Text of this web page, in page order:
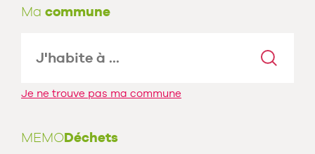
Ma commune
Je ne trouve pas ma commune
MEMODéchets